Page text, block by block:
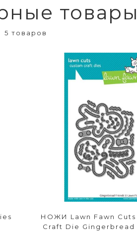
5 товаров
НОЖИ Lawn Fawn Cuts
Craft Die Gingerbread